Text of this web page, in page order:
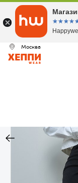
Москва